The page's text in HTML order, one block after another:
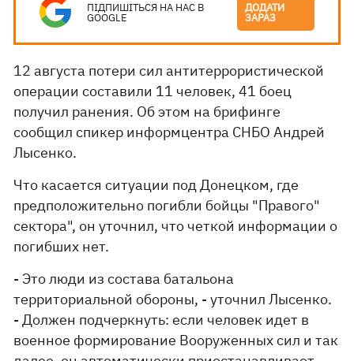
ПІДПИШІТЬСЯ НА НАС В
GOOGLE
ДОДАТИ
ЗАРАЗ
12 августа потери сил антитеррористической
операции составили 11 человек, 41 боец
получил ранения. Об этом на брифинге
сообщил спикер информцентра СНБО Андрей
Лысенко.
Что касается ситуации под Донецком, где
предположительно погибли бойцы "Правого"
сектора", он уточнил, что четкой информации о
погибших нет.
- Это люди из состава батальона
территориальной обороны, - уточнил Лысенко.
- Должен подчеркнуть: если человек идет в
военное формирование Вооруженных сил и так